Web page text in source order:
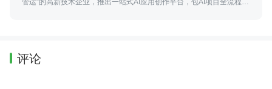
管运”的高新技术企业，推出一站式AI应用创作平台，包AI项目全流程部
评论